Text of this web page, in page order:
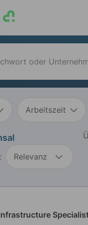
Arbeitszeit
Relevanz